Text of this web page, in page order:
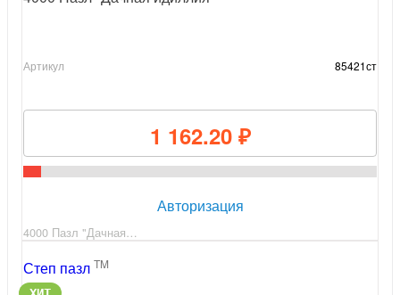
Артикул 85421ст
1 162.20 ₽
Авторизация
4000 Пазл "Дачная…
Степ пазл TM